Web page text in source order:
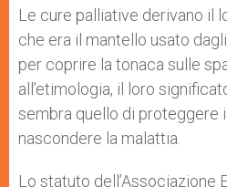
p
p
g
e
r
o
k
r
Le cure palliative derivano il
che era il mantello usato
per coprire la tonaca sulle
all’etimologia, il loro
sembra quello di proteggere
nascondere la malattia.
Lo statuto dell’Associazione